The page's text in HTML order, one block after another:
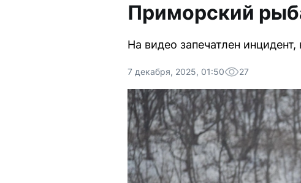
Приморский
На видео запечатлен
7 декабря, 2025, 01:50 27